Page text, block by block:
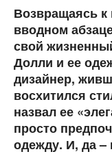
Возвращаясь
вводном
свой
Долли и ее
дизайнер,
восхитился
назвал ее
просто
одежду. И, да –